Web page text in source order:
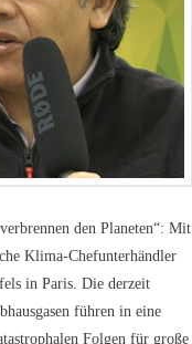
den Planeten“: Mit
Klima-Chefunterhändler
in Paris. Die derzeit
führen in eine
Folgen für große